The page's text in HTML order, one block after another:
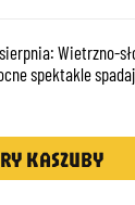
Wietrzno-
spektakle
KASZUBY